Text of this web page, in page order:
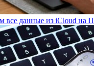
все данные из iCloud на